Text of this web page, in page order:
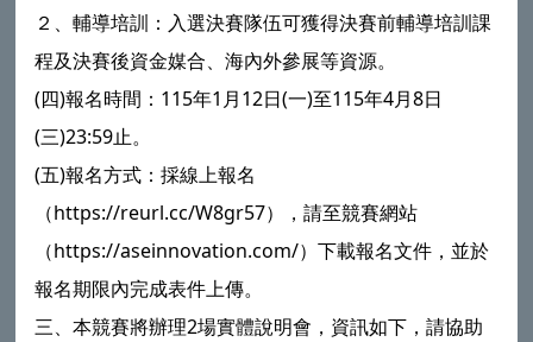
２、輔導培訓：入選決賽隊伍可獲得決賽前輔導培訓課
程及決賽後資金媒合、海內外參展等資源。
(四)報名時間：115年1月12日(一)至115年4月8日
(三)23:59止。
(五)報名方式：採線上報名
（https://reurl.cc/W8gr57），請至競賽網站
（https://aseinnovation.com/）下載報名文件，並於
報名期限內完成表件上傳。
三、本競賽將辦理2場實體說明會，資訊如下，請協助